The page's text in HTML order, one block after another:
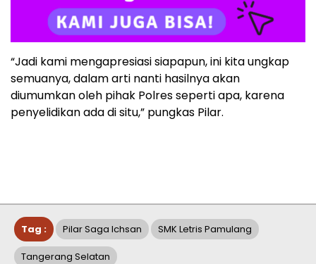
“Jadi kami mengapresiasi siapapun, ini kita ungkap
semuanya, dalam arti nanti hasilnya akan
diumumkan oleh pihak Polres seperti apa, karena
penyelidikan ada di situ,” pungkas Pilar.
Tag : Pilar Saga Ichsan SMK Letris Pamulang
Tangerang Selatan